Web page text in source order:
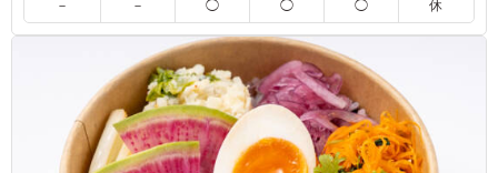
大きなチーズがカレーを覆うように乗っており、非常に魅
力的で人気があるのも納得の一品でした。丸ごと入ったジ
ャガイモも良いアクセントになっており、大変満足してお
ります。もし温かい状態でいただくことができれば、チー
ズがとろけてより一層美味しくなるのではないかと感じま
した。 素晴らしいお料理をありがとうございました。
ご利用シーン：ロケ・撮影›
スタジオ撮影
－ － ◯ ◯ ◯ 休